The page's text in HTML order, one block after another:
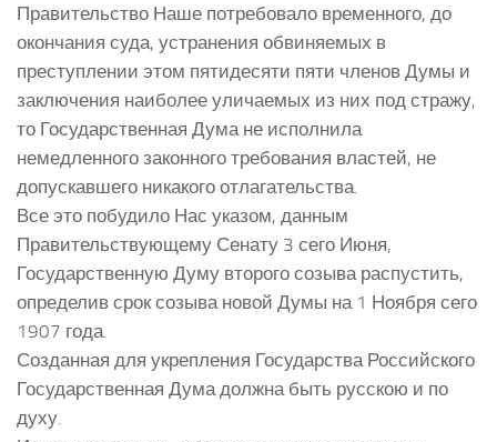
Правительство Наше потребовало временного, до
окончания суда, устранения обвиняемых в
преступлении этом пятидесяти пяти членов Думы и
заключения наиболее уличаемых из них под стражу,
то Государственная Дума не исполнила
немедленного законного требования властей, не
допускавшего никакого отлагательства.
Все это побудило Нас указом, данным
Правительствующему Сенату 3 сего Июня,
Государственную Думу второго созыва распустить,
определив срок созыва новой Думы на 1 Ноября сего
1907 года.
Созданная для укрепления Государства Российского
Государственная Дума должна быть русскою и по
духу.